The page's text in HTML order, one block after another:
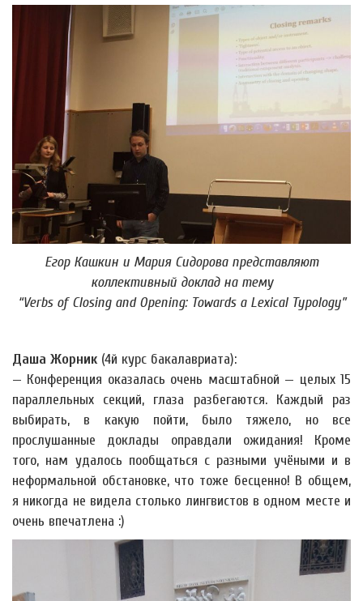
Егор Кашкин и Мария Сидорова представляют
коллективный доклад на тему
“Verbs of Closing and Opening: Towards a Lexical Typology”
Даша Жорник (4й курс бакалавриата):
— Конференция оказалась очень масштабной — целых 15
параллельных секций, глаза разбегаются. Каждый раз
выбирать, в какую пойти, было тяжело, но все
прослушанные доклады оправдали ожидания! Кроме
того, нам удалось пообщаться с разными учёными и в
неформальной обстановке, что тоже бесценно! В общем,
я никогда не видела столько лингвистов в одном месте и
очень впечатлена :)